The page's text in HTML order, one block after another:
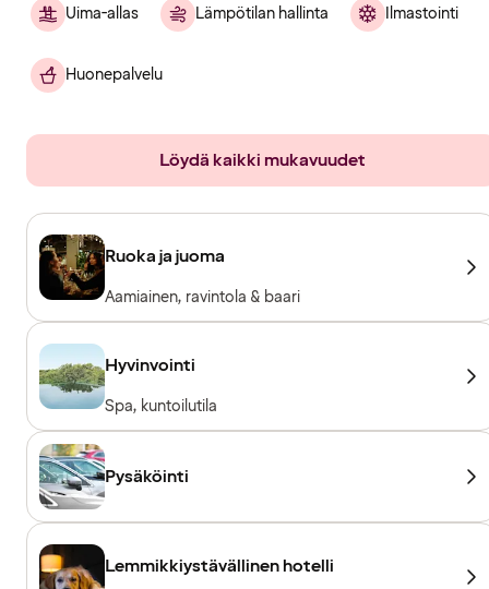
Uima-allas Lämpötilan hallinta Ilmastointi
Huonepalvelu
Löydä kaikki mukavuudet
Ruoka ja juoma
Aamiainen, ravintola & baari
Hyvinvointi
Spa, kuntoilutila
Pysäköinti
Lemmikkiystävällinen hotelli